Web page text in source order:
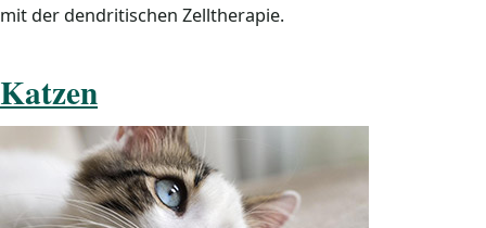
mit der dendritischen Zelltherapie.
Katzen